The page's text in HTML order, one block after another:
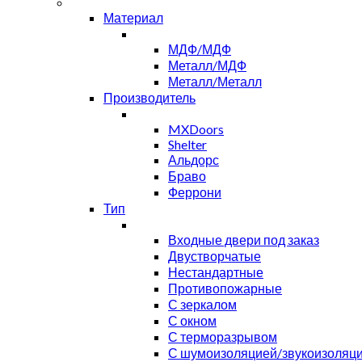
Материал
МДФ/МДФ
Металл/МДФ
Металл/Металл
Производитель
MXDoors
Shelter
Альдорс
Браво
Феррони
Тип
Входные двери под заказ
Двустворчатые
Нестандартные
Противопожарные
С зеркалом
С окном
С терморазрывом
С шумоизоляцией/